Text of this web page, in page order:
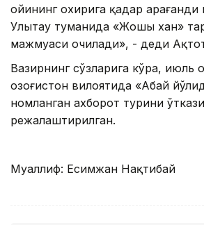
ойининг охирига қадар Қарағанди
Улытау туманида «Жошы хан»
мажмуаси очилади», - деди
Вазирнинг сўзларига кўра,
Қозоғистон вилоятида «Абай
номланган ахборот турини
режалаштирилган.
Муаллиф: Есимжан Нақтибай